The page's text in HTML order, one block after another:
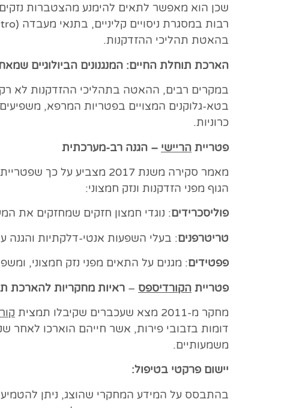
שכן הוא מאפשר לתאים להימנע מהצטברות נזקים
בהאטת תהליכי ההזדקנות.
הארכת תוחלת החיים: המנגנונים הביולוגיים
במקרים רבים, ההאטה בתהליכי ההזדקנות לא
בטא-גלוקנים המצויים בפטריות המרפא,
כרוניות.
פטריית הריישי – הגנה רב-מערכתית
מאמר סקירה משנת 2017 מצביע על כך שפטריית
הגוף מפני הזדקנות ונזק חמצוני:
פוליסכרידים: נוגדי חמצון חזקים שמחזקים את
טריטרפנים: בעלי השפעות אנטי-דלקתיות והגנה
פפטידים: מגנים על התאים מפני נזק חמצוני,
פטריית הקורדיספס – ראיות מחקריות להארכת
מחקר מ-2011 מצא שעכברים שקיבלו תמצית
דומות בזבובי פירות, אשר חייהם הוארכו לאחר
משמעותיים.
יישום פרקטי בטיפול:
בהתבסס על המידע המחקרי שהוצג, ניתן